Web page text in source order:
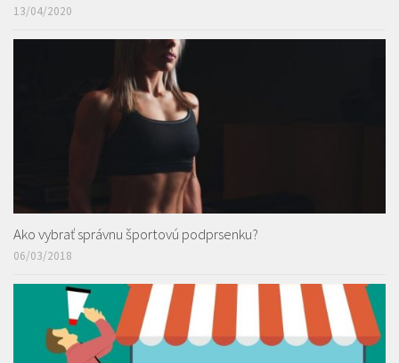
13/04/2020
Ako vybrať správnu športovú podprsenku?
06/03/2018